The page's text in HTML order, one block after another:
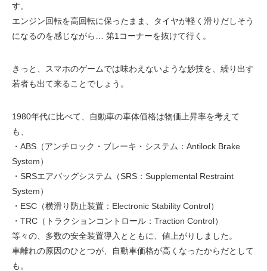
す。
エンジン回転を高回転に保ったまま、タイヤが軽く滑りだしそう
になるのを感じながら… 第1コーナーを抜けて行く。
きっと、スマホのゲームでは味わえないような妙技を、繰り出す
若者も出て来ることでしょう。
1980年代に比べて、自動車の車体価格は物価上昇率を考えて
も、
・ABS（アンチロック・ブレーキ・システム：Antilock Brake
System）
・SRSエアバッグシステム（SRS：Supplemental Restraint
System）
・ESC（横滑り防止装置：Electronic Stability Control）
・TRC（トラクションコントロール：Traction Control）
等々の、多数の安全装置導入とともに、値上がりしました。
車離れの原因のひとつが、自動車価格が高くなったからだとして
も。